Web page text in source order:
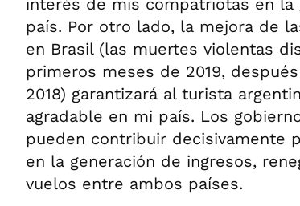
interés de mis compatriotas en
país. Por otro lado, la mejora de
en Brasil (las muertes violentas
primeros meses de 2019,
2018) garantizará al turista
agradable en mi país. Los
pueden contribuir decisivamente
en la generación de ingresos,
vuelos entre ambos países.